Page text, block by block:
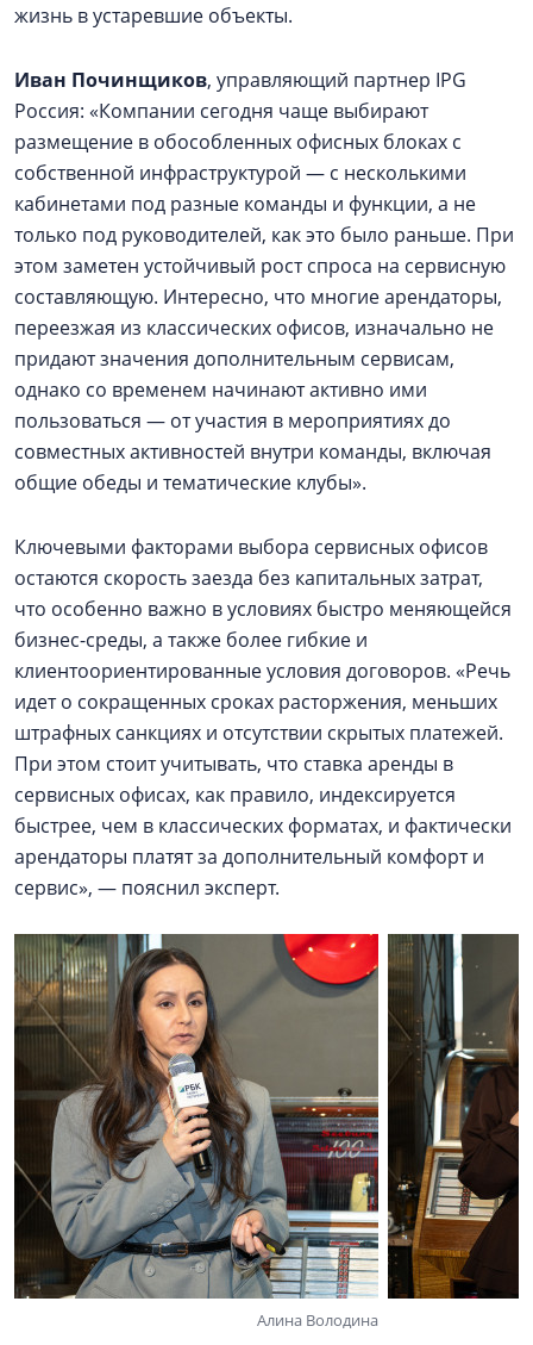
жизнь в устаревшие объекты.
Иван Починщиков, управляющий партнер IPG
Россия: «Компании сегодня чаще выбирают
размещение в обособленных офисных блоках с
собственной инфраструктурой — с несколькими
кабинетами под разные команды и функции, а не
только под руководителей, как это было раньше. При
этом заметен устойчивый рост спроса на сервисную
составляющую. Интересно, что многие арендаторы,
переезжая из классических офисов, изначально не
придают значения дополнительным сервисам,
однако со временем начинают активно ими
пользоваться — от участия в мероприятиях до
совместных активностей внутри команды, включая
общие обеды и тематические клубы».
Ключевыми факторами выбора сервисных офисов
остаются скорость заезда без капитальных затрат,
что особенно важно в условиях быстро меняющейся
бизнес-среды, а также более гибкие и
клиентоориентированные условия договоров. «Речь
идет о сокращенных сроках расторжения, меньших
штрафных санкциях и отсутствии скрытых платежей.
При этом стоит учитывать, что ставка аренды в
сервисных офисах, как правило, индексируется
быстрее, чем в классических форматах, и фактически
арендаторы платят за дополнительный комфорт и
сервис», — пояснил эксперт.
Алина Володина